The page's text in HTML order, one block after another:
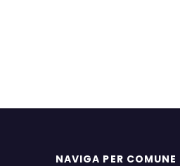
NAVIGA PER COMUNE